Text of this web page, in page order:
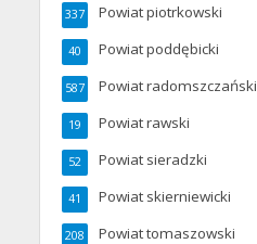
Powiat piotrkowski
337
Powiat poddębicki
40
Powiat radomszczański
587
Powiat rawski
19
Powiat sieradzki
52
Powiat skierniewicki
41
Powiat tomaszowski
208